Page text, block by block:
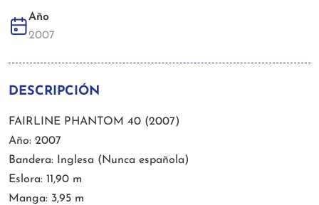
Año
2007
DESCRIPCIÓN
FAIRLINE PHANTOM 40 (2007)
Año: 2007
Bandera: Inglesa (Nunca española)
Eslora: 11,90 m
Manga: 3,95 m